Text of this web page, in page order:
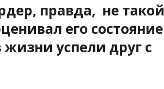
правда, не такой
его
успели друг с